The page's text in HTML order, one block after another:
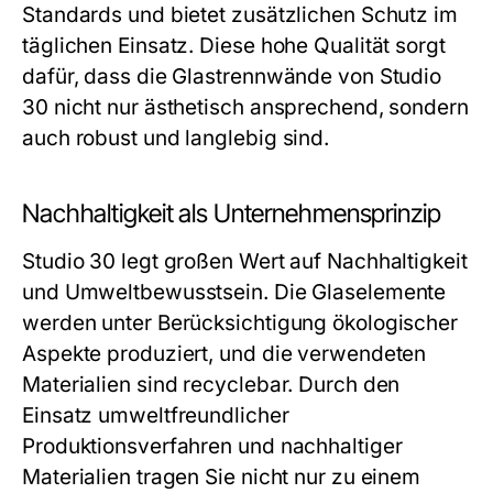
Standards und bietet zusätzlichen Schutz im
täglichen Einsatz. Diese hohe Qualität sorgt
dafür, dass die Glastrennwände von Studio
30 nicht nur ästhetisch ansprechend, sondern
auch robust und langlebig sind.
Nachhaltigkeit als Unternehmensprinzip
Studio 30 legt großen Wert auf Nachhaltigkeit
und Umweltbewusstsein. Die Glaselemente
werden unter Berücksichtigung ökologischer
Aspekte produziert, und die verwendeten
Materialien sind recyclebar. Durch den
Einsatz umweltfreundlicher
Produktionsverfahren und nachhaltiger
Materialien tragen Sie nicht nur zu einem